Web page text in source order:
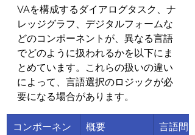
VAを構成するダイアログタスク、ナ
レッジグラフ、デジタルフォームな
どのコンポーネントが、異なる言語
でどのように扱われるかを以下にま
とめています。これらの扱いの違い
によって、言語選択のロジックが必
要になる場合があります。
コンポーネン
概要
言語間